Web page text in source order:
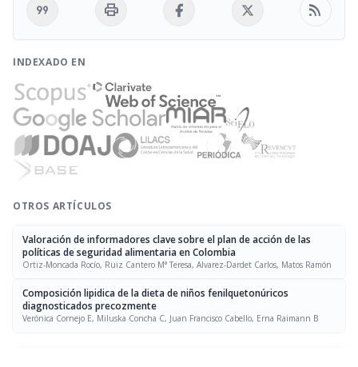
format_quote print rss_feed
INDEXADO EN
OTROS ARTÍCULOS
Valoración de informadores clave sobre el plan de acción de las
políticas de seguridad alimentaria en Colombia
Ortiz-Moncada Rocío, Ruiz Cantero M° Teresa, Alvarez-Dardet Carlos, Matos Ramón
Composición lipidica de la dieta de niños fenilquetonúricos
diagnosticados precozmente
Verónica Cornejo E, Miluska Concha C, Juan Francisco Cabello, Erna Raimann B